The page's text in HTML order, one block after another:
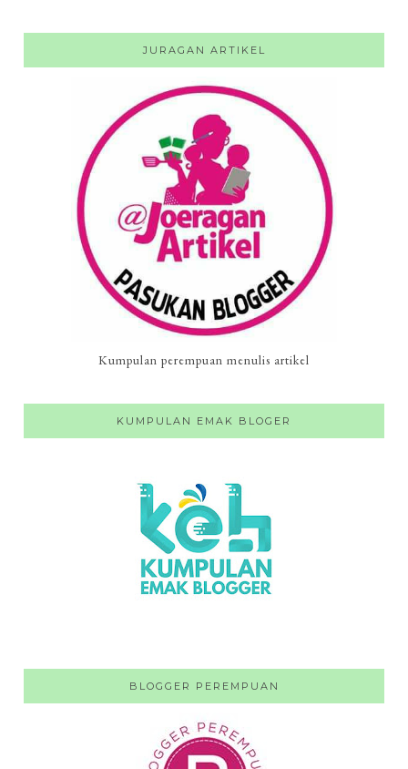
JURAGAN ARTIKEL
Kumpulan perempuan menulis artikel
KUMPULAN EMAK BLOGER
BLOGGER PEREMPUAN